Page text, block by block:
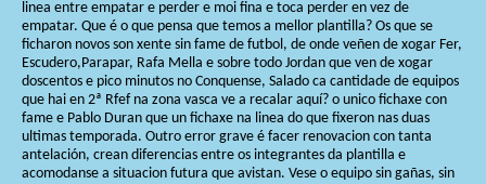
linea entre empatar e perder e moi fina e toca perder en vez de
empatar. Que é o que pensa que temos a mellor plantilla? Os que se
ficharon novos son xente sin fame de futbol, de onde veñen de xogar Fer,
Escudero,Parapar, Rafa Mella e sobre todo Jordan que ven de xogar
doscentos e pico minutos no Conquense, Salado ca cantidade de equipos
que hai en 2ª Rfef na zona vasca ve a recalar aquí? o unico fichaxe con
fame e Pablo Duran que un fichaxe na linea do que fixeron nas duas
ultimas temporada. Outro error grave é facer renovacion con tanta
antelación, crean diferencias entre os integrantes da plantilla e
acomodanse a situacion futura que avistan. Vese o equipo sin gañas, sin